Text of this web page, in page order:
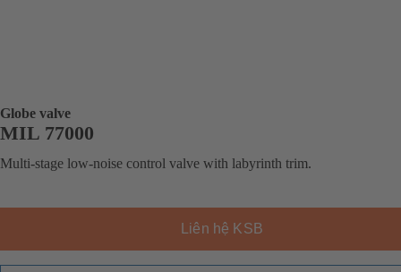
Globe valve
MIL 77000
Multi-stage low-noise control valve with labyrinth trim.
Liên hệ KSB